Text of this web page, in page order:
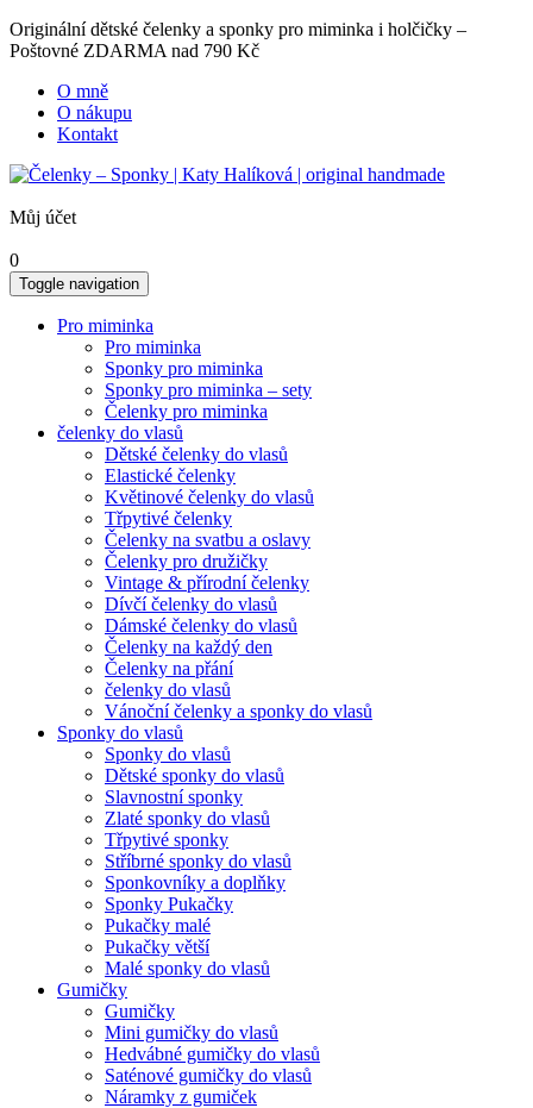
Originální dětské čelenky a sponky pro miminka i holčičky –
Poštovné ZDARMA nad 790 Kč
O mně
O nákupu
Kontakt
Můj účet
0
Toggle navigation
Pro miminka
Pro miminka
Sponky pro miminka
Sponky pro miminka – sety
Čelenky pro miminka
čelenky do vlasů
Dětské čelenky do vlasů
Elastické čelenky
Květinové čelenky do vlasů
Třpytivé čelenky
Čelenky na svatbu a oslavy
Čelenky pro družičky
Vintage & přírodní čelenky
Dívčí čelenky do vlasů
Dámské čelenky do vlasů
Čelenky na každý den
Čelenky na přání
čelenky do vlasů
Vánoční čelenky a sponky do vlasů
Sponky do vlasů
Sponky do vlasů
Dětské sponky do vlasů
Slavnostní sponky
Zlaté sponky do vlasů
Třpytivé sponky
Stříbrné sponky do vlasů
Sponkovníky a doplňky
Sponky Pukačky
Pukačky malé
Pukačky větší
Malé sponky do vlasů
Gumičky
Gumičky
Mini gumičky do vlasů
Hedvábné gumičky do vlasů
Saténové gumičky do vlasů
Náramky z gumiček